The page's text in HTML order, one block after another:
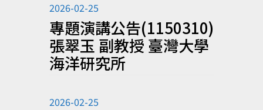
2026-02-25
專題演講公告(1150310)
張翠玉 副教授 臺灣大學
海洋研究所
2026-02-25